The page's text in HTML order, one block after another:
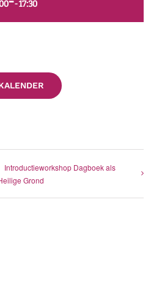
17:30
Introductieworkshop Dagboek als
Grond